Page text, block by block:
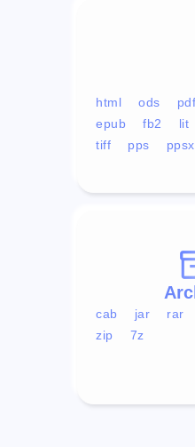
html ods pdf
epub
fb2 lit
tiff
pps ppsx
cab jar rar
zip
7z